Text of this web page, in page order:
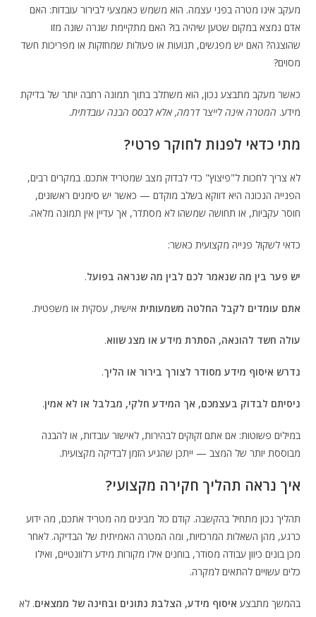
מעקב אינו מטרה בפני עצמה. הוא משמש כאמצעי לבירור עובדות: האם
אדם נמצא במקום שטען שיהיה בו? האם מתקיימת שגרה שונה מזו
שהוצגה? האם יש מפגשים, תנועות או פעולות שמחזקות או מפריכות חשד
מסוים?
כאשר מעקב מתבצע נכון, הוא משתלב בתוך תמונה רחבה יותר של בדיקת
מידע. המטרה אינה לייצר דרמה, אלא לבסס הבנה עובדתית.
מתי כדאי לפנות לחוקר פרטי?
לא צריך לחכות ל"פיצוץ" כדי לבדוק מצב שמטריד אתכם. במקרים רבים,
הפנייה הנכונה היא דווקא בשלב מוקדם — כאשר יש סימנים ראשונים,
חוסר עקביות, או תחושה שמשהו לא מסתדר, אך עדיין אין תמונה מלאה.
כדאי לשקול פנייה מקצועית כאשר:
יש פער בין מה שנאמר לכם לבין מה שנראה בפועל.
אתם עומדים לקבל החלטה משמעותית אישית, עסקית או משפטית.
עולה חשד להונאה, הסתרת מידע או מצג שווא.
נדרש איסוף מידע מסודר לצורך בירור או הליך.
ניסיתם לבדוק בעצמכם, אך המידע חלקי, מבלבל או לא אמין.
במילים פשוטות: אם אתם זקוקים לבהירות, לאישור עובדות, או להבנה
מבוססת יותר של המצב — ייתכן שהגיע הזמן לבדיקה מקצועית.
איך נראה תהליך חקירה מקצועי?
תהליך נכון מתחיל בהקשבה. קודם כול מבינים מה מטריד אתכם, מה ידוע
כרגע, מהן השאלות המרכזיות, ומה המטרה האמיתית של הבדיקה. לאחר
מכן בונים כיוון עבודה מסודר, בוחנים אילו מקורות מידע רלוונטיים, ואילו
כלים עשויים להתאים למקרה.
בהמשך מתבצע איסוף מידע, הצלבת נתונים ובחינה של ממצאים. לא